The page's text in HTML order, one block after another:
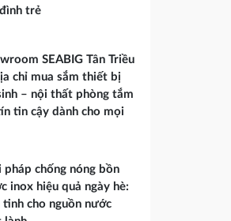
trẻ
SEABIG Tân Triều
chỉ mua sắm thiết bị
– nội thất phòng tắm
tin cậy dành cho mọi
pháp chống nóng bồn
inox hiệu quả ngày hè:
tinh cho nguồn nước